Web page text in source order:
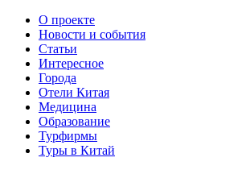
О проекте
Новости и события
Статьи
Интересное
Города
Отели Китая
Медицина
Образование
Турфирмы
Туры в Китай